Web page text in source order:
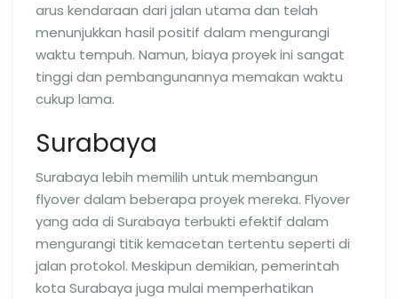
arus kendaraan dari jalan utama dan telah
menunjukkan hasil positif dalam mengurangi
waktu tempuh. Namun, biaya proyek ini sangat
tinggi dan pembangunannya memakan waktu
cukup lama.
Surabaya
Surabaya lebih memilih untuk membangun
flyover dalam beberapa proyek mereka. Flyover
yang ada di Surabaya terbukti efektif dalam
mengurangi titik kemacetan tertentu seperti di
jalan protokol. Meskipun demikian, pemerintah
kota Surabaya juga mulai memperhatikan